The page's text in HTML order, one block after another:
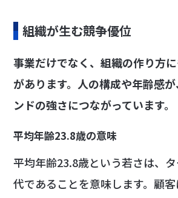
組織が生む競争優位
事業だけでなく、組織の作り方
があります。人の構成や年齢感
ンドの強さにつながっています。
平均年齢23.8歳の意味
平均年齢23.8歳という若さは、
代であることを意味します。顧